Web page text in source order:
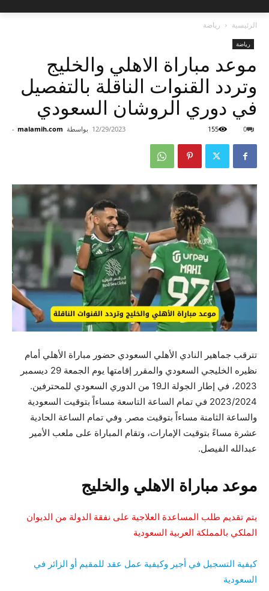
الرئيسية رياضة
رياضة
موعد مباراة الاهلي والخليج
وتردد القنوات الناقلة بالتفصيل
في دوري الروشان السعودي
بواسطة malamih.com
- 12/29/2023 0
155
تترقب جماهير النادي الأهلي السعودي حضور مباراة الأهلي أمام
نظيره الخليجي السعودي والمقرر إقامتها يوم الجمعة 29 ديسمبر
2023، في إطار الجولة الـ19 من الدوري السعودي للمحترفين.
2023/2024 في تمام الساعة التاسعة مساءاً بتوقيت السعودية
والساعة الثامنة مساءاً بتوقيت مصر. وفي تمام الساعة الحادية
عشرة مساءً بتوقيت الإمارات، وتقام المباراة على ملعب الأمير
عبدالله الفيصل.
موعد مباراة الاهلي والخليج
يتم تقديم طلب المساعدة العلاجية على نفقة الدولة من الديوان
الملكي بالمملكة العربية السعودية
كيفية التسجيل في أجير وكيفية عمل عقد للمقيم أو الزائر في
السعودية